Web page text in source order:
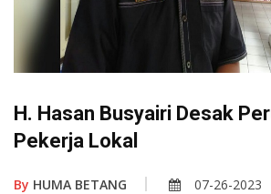
H. Hasan Busyairi Desak
Pekerja Lokal
By HUMA BETANG 07-26-2023